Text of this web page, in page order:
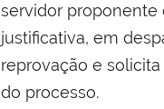
servidor proponente
justificativa, em
reprovação e solicita
do processo.